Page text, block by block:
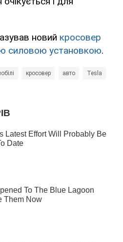
новий кросовер
силовою установкою.
кросовер авто Tesla